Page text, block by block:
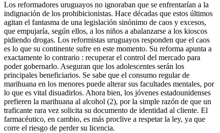
Los reformadores uruguayos no ignoraban que se enfrentarían a la
indignación de los prohibicionistas. Hace décadas que estos últimos
agitan el fantasma de una legislación sinónimo de caos y excesos,
que empujaría, según ellos, a los niños a abalanzarse a los kioscos
pidiendo drogas. Los reformistas uruguayos responden que el caos
es lo que su continente sufre en este momento. Su reforma apunta a
exactamente lo contrario : recuperar el control del mercado para
poder gobernarlo. Aseguran que los adolescentes serán los
principales beneficiarios. Se sabe que el consumo regular de
marihuana en los menores puede alterar sus facultades mentales, por
lo que es vital disuadirlos. Ahora bien, los jóvenes estadounidenses
prefieren la marihuana al alcohol (2), por la simple razón de que un
traficante rara vez solicita su documento de identidad al cliente. El
farmacéutico, en cambio, es más proclive a respetar la ley, ya que
corre el riesgo de perder su licencia.